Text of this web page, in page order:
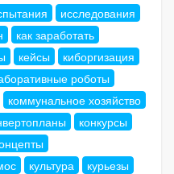
исследования
как заработать
кейсы
киборгизация
роботы
коммунальное хозяйство
конкурсы
культура
курьезы